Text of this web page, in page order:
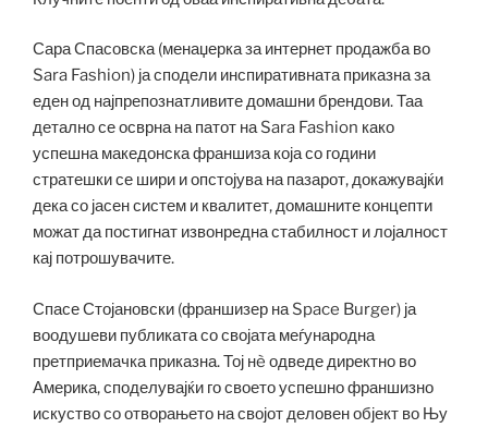
Сара Спасовска (менаџерка за интернет продажба во
Sara Fashion) ја сподели инспиративната приказна за
еден од најпрепознатливите домашни брендови. Таа
детално се осврна на патот на Sara Fashion како
успешна македонска франшиза која со години
стратешки се шири и опстојува на пазарот, докажувајќи
дека со јасен систем и квалитет, домашните концепти
можат да постигнат извонредна стабилност и лојалност
кај потрошувачите.
Спасе Стојановски (франшизер на Space Burger) ја
воодушеви публиката со својата меѓународна
претприемачка приказна. Тој нè одведе директно во
Америка, споделувајќи го своето успешно франшизно
искуство со отворањето на својот деловен објект во Њу